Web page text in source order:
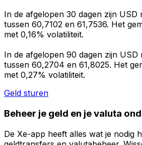
In de afgelopen 30 dagen zijn USD
tussen 60,7102 en 61,7536. Het
met 0,16% volatiliteit.
In de afgelopen 90 dagen zijn
tussen 60,2704 en 61,8025. Het
met 0,27% volatiliteit.
Geld sturen
Beheer je geld en je valuta
De Xe-app heeft alles wat je nodig